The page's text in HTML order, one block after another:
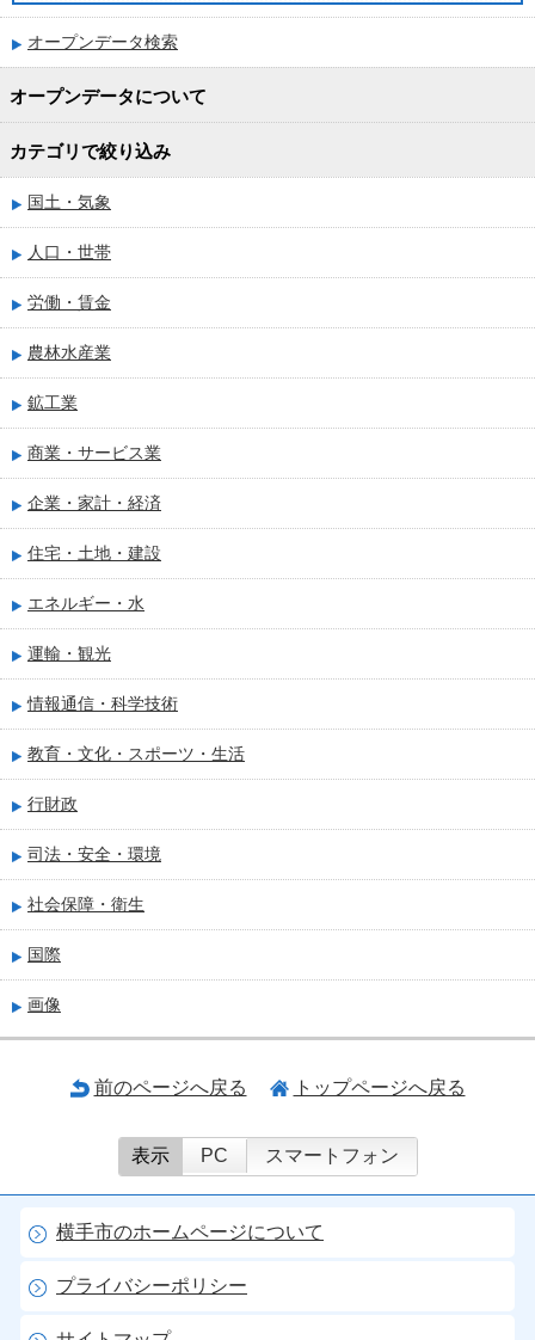
オープンデータ検索
オープンデータについて
カテゴリで絞り込み
国土・気象
人口・世帯
労働・賃金
農林水産業
鉱工業
商業・サービス業
企業・家計・経済
住宅・土地・建設
エネルギー・水
運輸・観光
情報通信・科学技術
教育・文化・スポーツ・生活
行財政
司法・安全・環境
社会保障・衛生
国際
画像
前のページへ戻る トップページへ戻る
表示 PC スマートフォン
横手市のホームページについて
プライバシーポリシー